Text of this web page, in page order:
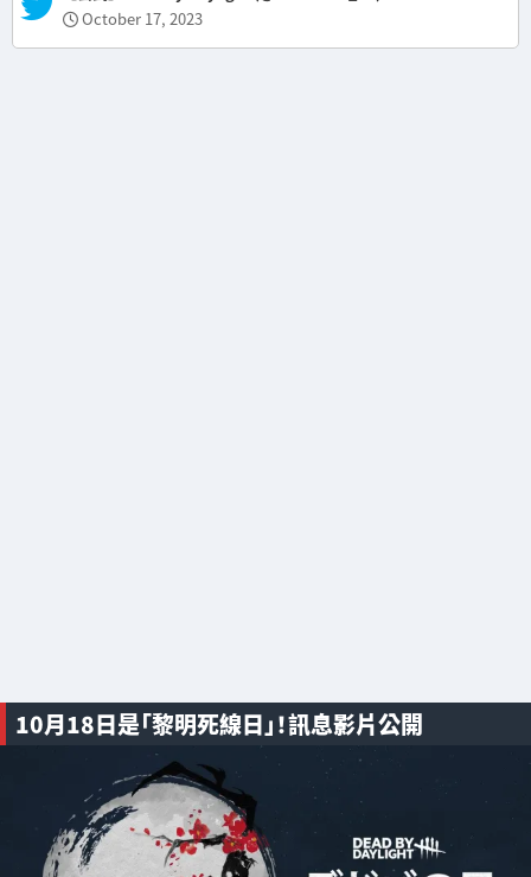
October 17, 2023
10月18日是「黎明死線日」！訊息影片公開